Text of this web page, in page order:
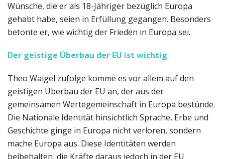
Wünsche, die er als 18-Jähriger bezüglich Europa
gehabt habe, seien in Erfüllung gegangen. Besonders
betonte er, wie wichtig der Frieden in Europa sei.
Der geistige Überbau der EU ist wichtig
Theo Waigel zufolge komme es vor allem auf den
geistigen Überbau der EU an, der aus der
gemeinsamen Wertegemeinschaft in Europa bestünde.
Die Nationale Identität hinsichtlich Sprache, Erbe und
Geschichte ginge in Europa nicht verloren, sondern
mache Europa aus. Diese Identitäten werden
beibehalten, die Kräfte daraus jedoch in der EU